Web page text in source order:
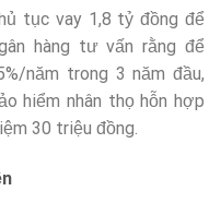
tục vay 1,8 tỷ đồng để
hàng tư vấn rằng để
năm trong 3 năm đầu,
hiểm nhân thọ hỗn hợp
30 triệu đồng.